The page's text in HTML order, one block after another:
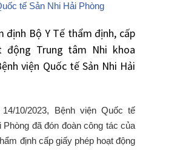
định Bộ Y Tế thẩm định, cấp
động Trung tâm Nhi khoa
viện Quốc tế Sản Nhi Hải
10/2023, Bệnh viện Quốc tế
Phòng đã đón đoàn công tác của
định cấp giấy phép hoạt động